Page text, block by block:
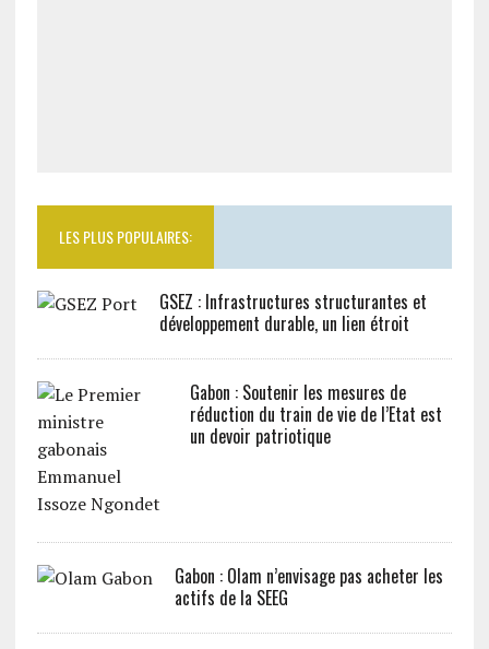
LES PLUS POPULAIRES:
GSEZ : Infrastructures structurantes et
développement durable, un lien étroit
Gabon : Soutenir les mesures de
réduction du train de vie de l’Etat est
un devoir patriotique
Gabon : Olam n’envisage pas acheter les
actifs de la SEEG